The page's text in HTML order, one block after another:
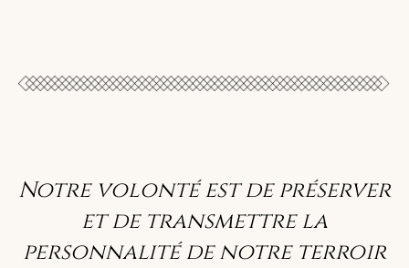
Notre volonté est de préserver
et de transmettre la
personnalité de notre terroir